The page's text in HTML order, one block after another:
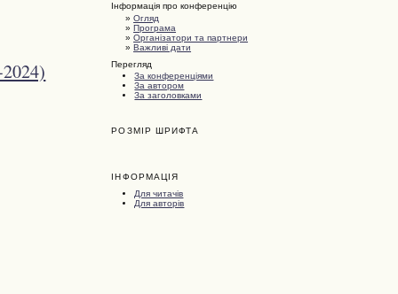
Інформація про конференцію
»Огляд
»Програма
»Організатори та партнери
»Важливі дати
Перегляд
За конференціями
За автором
За заголовками
РОЗМІР ШРИФТА
ІНФОРМАЦІЯ
Для читачів
Для авторів